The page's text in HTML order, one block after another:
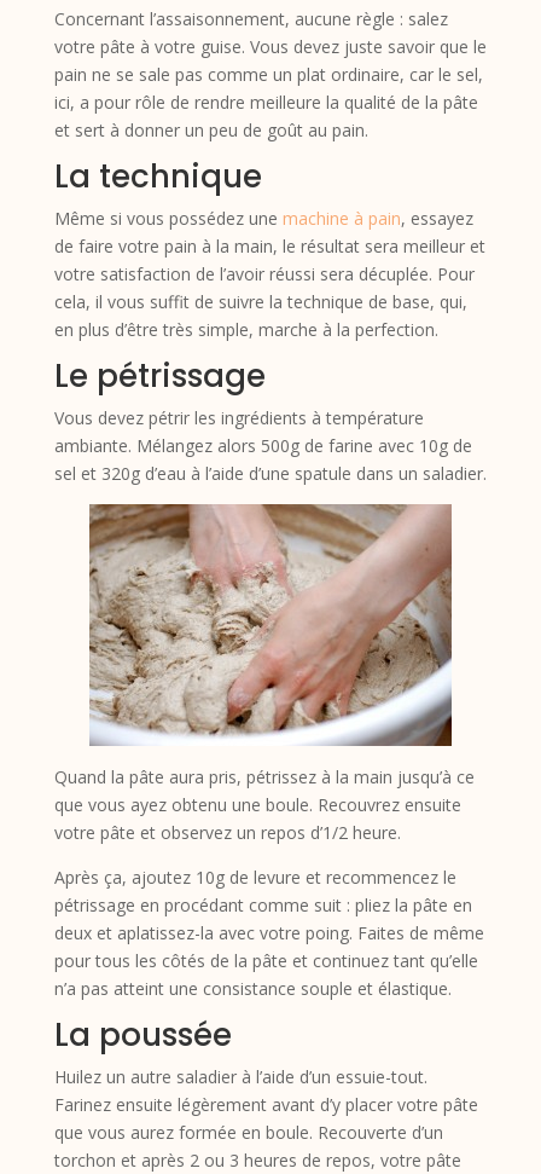
Concernant l’assaisonnement, aucune règle : salez
votre pâte à votre guise. Vous devez juste savoir que le
pain ne se sale pas comme un plat ordinaire, car le sel,
ici, a pour rôle de rendre meilleure la qualité de la pâte
et sert à donner un peu de goût au pain.
La technique
Même si vous possédez une machine à pain, essayez
de faire votre pain à la main, le résultat sera meilleur et
votre satisfaction de l’avoir réussi sera décuplée. Pour
cela, il vous suffit de suivre la technique de base, qui,
en plus d’être très simple, marche à la perfection.
Le pétrissage
Vous devez pétrir les ingrédients à température
ambiante. Mélangez alors 500g de farine avec 10g de
sel et 320g d’eau à l’aide d’une spatule dans un saladier.
Quand la pâte aura pris, pétrissez à la main jusqu’à ce
que vous ayez obtenu une boule. Recouvrez ensuite
votre pâte et observez un repos d’1/2 heure.
Après ça, ajoutez 10g de levure et recommencez le
pétrissage en procédant comme suit : pliez la pâte en
deux et aplatissez-la avec votre poing. Faites de même
pour tous les côtés de la pâte et continuez tant qu’elle
n’a pas atteint une consistance souple et élastique.
La poussée
Huilez un autre saladier à l’aide d’un essuie-tout.
Farinez ensuite légèrement avant d’y placer votre pâte
que vous aurez formée en boule. Recouverte d’un
torchon et après 2 ou 3 heures de repos, votre pâte